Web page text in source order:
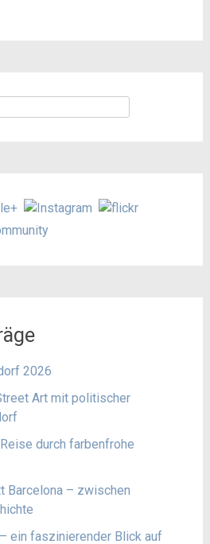
2026
Art mit politischer
durch farbenfrohe
Barcelona – zwischen
ein faszinierender Blick auf